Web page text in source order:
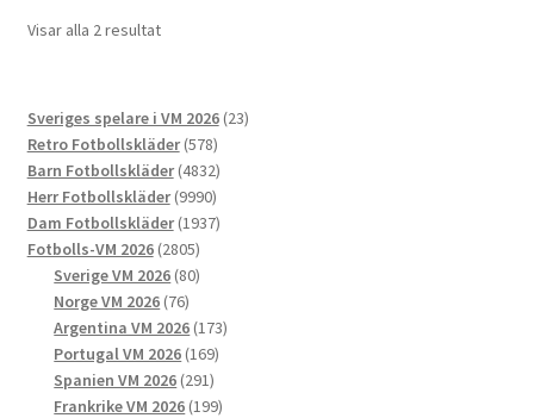
Visar alla 2 resultatSortera
Sveriges spelare i VM 2026 2323
Retro Fotbollskläder 578578
produkter
Barn Fotbollskläder 48324832
produkter
Herr Fotbollskläder 99909990
produkter
Dam Fotbollskläder 19371937
Fotbolls-VM 2026 28052805
produkter
Sverige VM 2026 8080
Norge VM 2026 7676
produkter
Argentina VM 2026 173173
Portugal VM 2026 169169
Spanien VM 2026 291291
produkter
Frankrike VM 2026 199199